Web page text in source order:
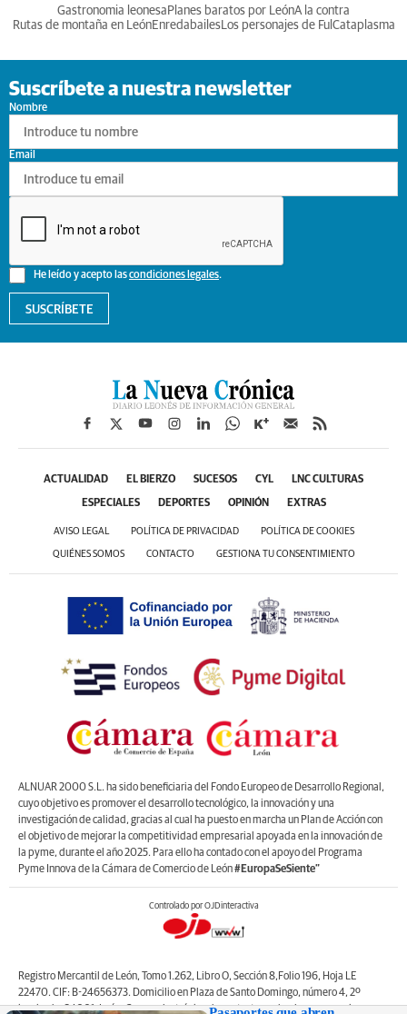
Gastronomia leonesa Planes baratos por LeónA la contra
Rutas de montaña en LeónEnredabailesLos personajes de Ful Cataplasma
Suscríbete a nuestra newsletter
Nombre
He leído y acepto lascondiciones legales.
Email
SUSCRÍBETE
ACTUALIDAD EL BIERZO SUCESOS CYL LNC CULTURAS
ESPECIALES DEPORTES OPINIÓN EXTRAS
AVISO LEGAL POLÍTICA DE PRIVACIDAD POLÍTICA DE COOKIES
QUIÉNES SOMOS CONTACTO GESTIONA TU CONSENTIMIENTO
ALNUAR 2000 S.L. ha sido beneficiaria del Fondo Europeo de Desarrollo Regional,
cuyo objetivo es promover el desarrollo tecnológico, la innovación y una
investigación de calidad, gracias al cual ha puesto en marcha un Plan de Acción con
el objetivo de mejorar la competitividad empresarial apoyada en la innovación de
la pyme, durante el año 2025. Para ello ha contado con el apoyo del Programa
Pyme Innova de la Cámara de Comercio de León#EuropaSeSiente”
Controlado por OJDinteractiva
Registro Mercantil de León, Tomo 1.262, Libro O, Sección 8,Folio 196, Hoja LE
22470. CIF: B-24656373. Domicilio en Plaza de Santo Domingo, número 4, 2º
izquierda, 24001, León. Correo electrónico de contacto: web@lanuevacronica.com.